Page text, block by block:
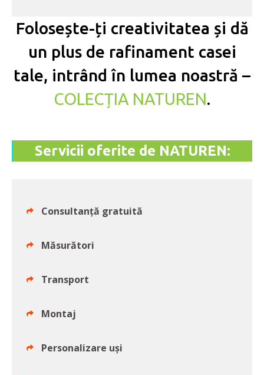
Folosește-ți creativitatea și dă
un plus de rafinament casei
tale, intrând în lumea noastră –
COLECȚIA NATUREN.
Servicii oferite de NATUREN:
Consultanță gratuită
Măsurători
Transport
Montaj
Personalizare uși